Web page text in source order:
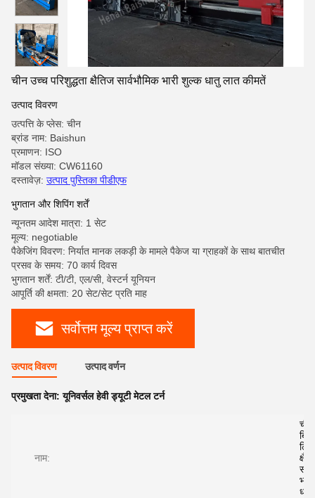
चीन उच्च परिशुद्धता क्षैतिज सार्वभौमिक भारी शुल्क धातु लात कीमतें
उत्पाद विवरण
उत्पत्ति के प्लेस: चीन
ब्रांड नाम: Baishun
प्रमाणन: ISO
मॉडल संख्या: CW61160
दस्तावेज़: उत्पाद पुस्तिका पीडीएफ
भुगतान और शिपिंग शर्तें
न्यूनतम आदेश मात्रा: 1 सेट
मूल्य: negotiable
पैकेजिंग विवरण: निर्यात मानक लकड़ी के मामले पैकेज या ग्राहकों के साथ बातचीत
प्रसव के समय: 70 कार्य दिवस
भुगतान शर्तें: टी/टी, एल/सी, वेस्टर्न यूनियन
आपूर्ति की क्षमता: 20 सेट/सेट प्रति माह
सर्वोत्तम मूल्य प्राप्त करें
उत्पाद विवरण उत्पाद वर्णन
प्रमुखता देना:यूनिवर्सल हेवी ड्यूटी मेटल टर्न
नाम:
चीन
लिए
धातु